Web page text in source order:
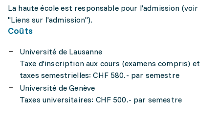
La haute école est responsable pour l'admission (voir
"Liens sur l'admission").
Coûts
Université de Lausanne
Taxe d'inscription aux cours (examens compris) et
taxes semestrielles: CHF 580.- par semestre
Université de Genève
Taxes universitaires: CHF 500.- par semestre